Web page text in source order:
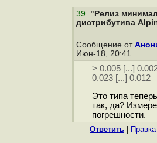
39. "Релиз
дистрибутива
Сообщение от
Июн-18, 20:41
> 0.005 [...]
0.023 [...] 0.012
Это типа
так, да?
погрешности.
Ответить Правка